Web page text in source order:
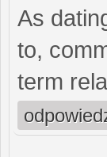
As
to,
term